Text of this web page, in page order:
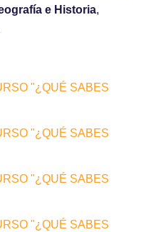
e Historia,